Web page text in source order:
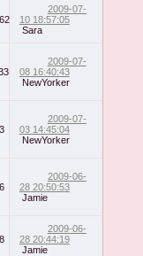
2009-07-
10 18:57:05
Sara
2009-07-
08 16:40:43
NewYorker
2009-07-
03 14:45:04
NewYorker
2009-06-
28 20:50:53
Jamie
2009-06-
28 20:44:19
Jamie